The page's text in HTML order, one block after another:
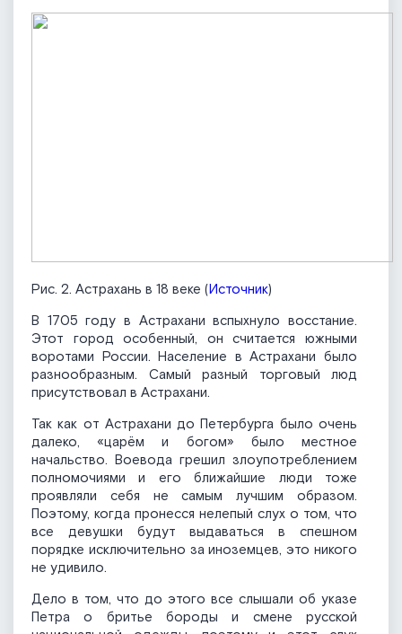
Рис. 2. Астрахань в 18 веке (Источник)
В 1705 году в Астрахани вспыхнуло восстание.
Этот город особенный, он считается южными
воротами России. Население в Астрахани было
разнообразным. Самый разный торговый люд
присутствовал в Астрахани.
Так как от Астрахани до Петербурга было очень
далеко, «царём и богом» было местное
начальство. Воевода грешил злоупотреблением
полномочиями и его ближайшие люди тоже
проявляли себя не самым лучшим образом.
Поэтому, когда пронесся нелепый слух о том, что
все девушки будут выдаваться в спешном
порядке исключительно за иноземцев, это никого
не удивило.
Дело в том, что до этого все слышали об указе
Петра о бритье бороды и смене русской